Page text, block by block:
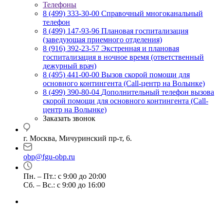
Телефоны
8 (499) 333-30-00 Справочный многоканальный
телефон
8 (499) 147-93-96 Плановая госпитализация
(заведующая приемного отделения)
8 (916) 392-23-57 Экстренная и плановая
госпитализация в ночное время (ответственный
дежурный врач)
8 (495) 441-00-00 Вызов скорой помощи для
основного контингента (Call-центр на Волынке)
8 (499) 390-80-04 Дополнительный телефон вызова
скорой помощи для основного контингента (Call-
центр на Волынке)
Заказать звонок
г. Москва, Мичуринский пр-т, 6.
obp@fgu-obp.ru
Пн. – Пт.: с 9:00 до 20:00
Сб. – Вс.: с 9:00 до 16:00